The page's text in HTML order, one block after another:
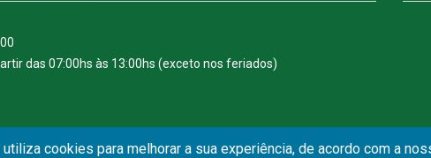
das 07:00hs às 13:00hs (exceto nos feriados)
cookies para melhorar a sua experiência, de acordo com a